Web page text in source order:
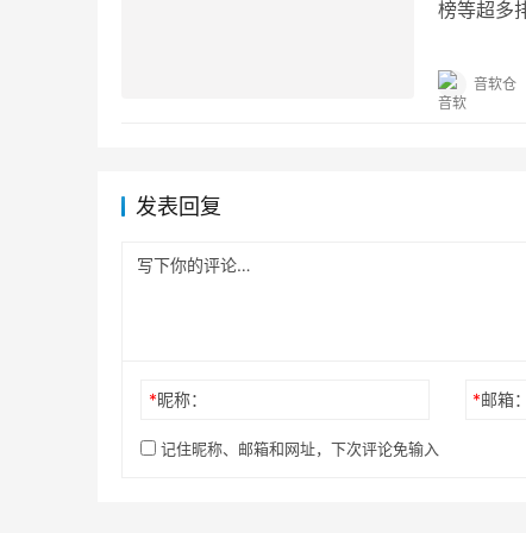
榜等超多
音软仓
发表回复
*昵称： *邮箱：
记住昵称、邮箱和网址，下次评论免输入